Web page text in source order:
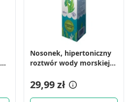
Nosonek, hipertoniczny
roztwór wody morskiej
miętą, spray, 120 ml
29,99 zł